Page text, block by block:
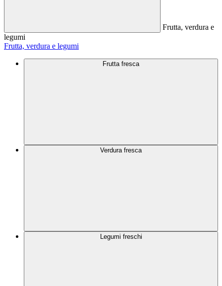
Frutta, verdura e
legumi
Frutta, verdura e legumi
Frutta fresca
Verdura fresca
Legumi freschi